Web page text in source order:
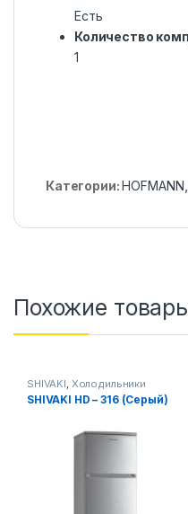
Есть
Количество
1
Категории:HOFMANN
Похожие
SHIVAKI Холодильники
SHIVAKI HD – 316 (Серый)